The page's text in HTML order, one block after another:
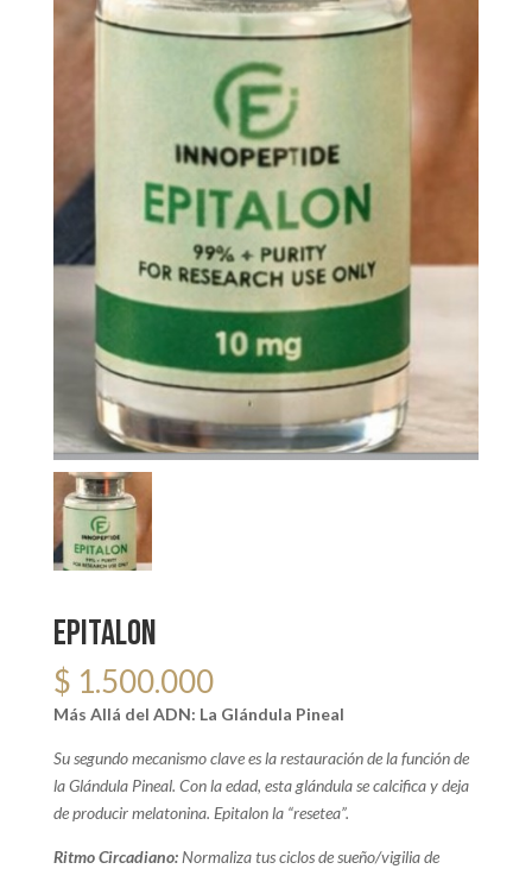
EPITALON
$ 1.500.000
Más Allá del ADN: La Glándula Pineal
Su segundo mecanismo clave es la restauración de la función de
la Glándula Pineal. Con la edad, esta glándula se calcifica y deja
de producir melatonina. Epitalon la “resetea”.
Ritmo Circadiano:Normaliza tus ciclos de sueño/vigilia de